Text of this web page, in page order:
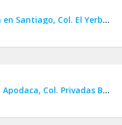
Terreno en venta en Santiago, Col. El Yerbaniz, un lado de El Barrial, Los Rodríguez, La Boca y Huajuquito.
Casa en venta en Apodaca, Col. Privadas Borneo, a un lado de APODACA CENTRO, Crystal Lagoon y Dream Lagoons.